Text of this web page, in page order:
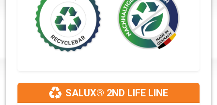
SALUX® 2ND LIFE LINE